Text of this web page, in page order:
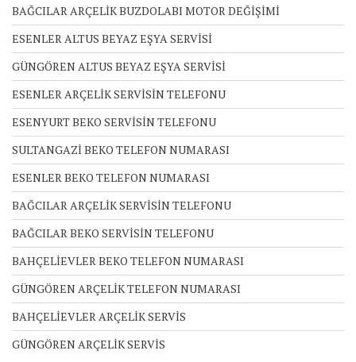
BAĞCILAR ARÇELİK BUZDOLABI MOTOR DEĞİŞİMİ
ESENLER ALTUS BEYAZ EŞYA SERVİSİ
GÜNGÖREN ALTUS BEYAZ EŞYA SERVİSİ
ESENLER ARÇELİK SERVİSİN TELEFONU
ESENYURT BEKO SERVİSİN TELEFONU
SULTANGAZİ BEKO TELEFON NUMARASI
ESENLER BEKO TELEFON NUMARASI
BAĞCILAR ARÇELİK SERVİSİN TELEFONU
BAĞCILAR BEKO SERVİSİN TELEFONU
BAHÇELİEVLER BEKO TELEFON NUMARASI
GÜNGÖREN ARÇELİK TELEFON NUMARASI
BAHÇELİEVLER ARÇELİK SERVİS
GÜNGÖREN ARÇELİK SERVİS